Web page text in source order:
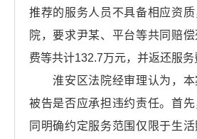
推荐的服务人员不具备相应资
院，要求尹某、平台等共同赔
费等共计132.7万元，并返还服务
淮安区法院经审理认为，本
被告是否应承担违约责任。首
同明确约定服务范围仅限于生